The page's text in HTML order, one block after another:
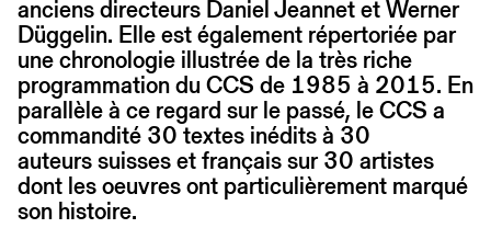
anciens directeurs Daniel Jeannet et Werner
Düggelin. Elle est également répertoriée par
une chronologie illustrée de la très riche
programmation du CCS de 1985 à 2015. En
parallèle à ce regard sur le passé, le CCS a
commandité 30 textes inédits à 30
auteurs suisses et français sur 30 artistes
dont les oeuvres ont particulièrement marqué
son histoire.